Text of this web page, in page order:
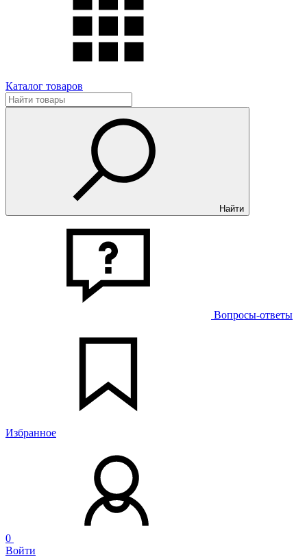
Каталог товаров
Найти
Вопросы-ответы
Избранное
0
Войти